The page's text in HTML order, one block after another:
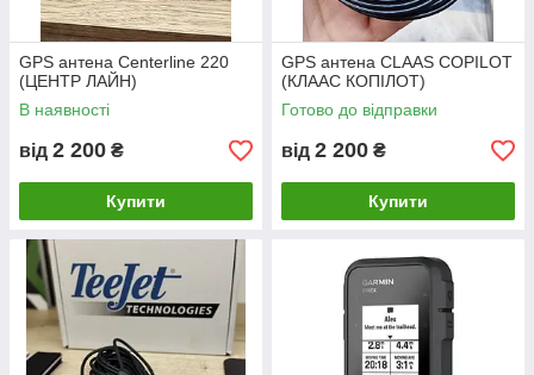
GPS антена Centerline 220
(ЦЕНТР ЛАЙН)
В наявності
від 2 200 ₴
Купити
GPS антена CLAAS COPILOT
(КЛААС КОПІЛОТ)
Готово до відправки
від 2 200 ₴
Купити